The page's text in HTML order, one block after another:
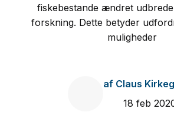
fiskebestande ændret
forskning. Dette betyder
muligheder
af Claus
18 feb